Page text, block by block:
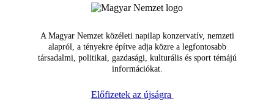
A Magyar Nemzet közéleti napilap konzervatív, nemzeti
alapról, a tényekre építve adja közre a legfontosabb
társadalmi, politikai, gazdasági, kulturális és sport témájú
információkat.
Előfizetek az újságra